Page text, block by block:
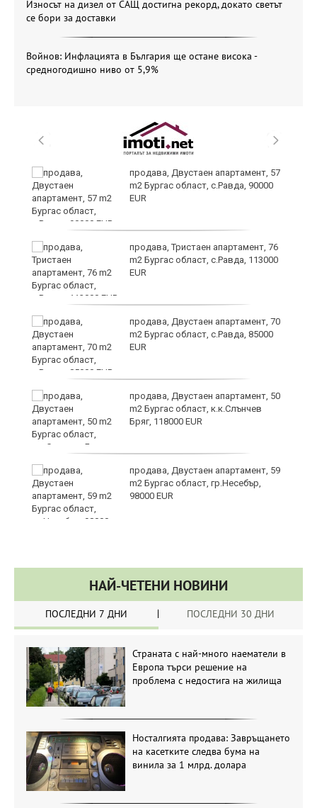
Износът на дизел от САЩ достигна рекорд, докато светът
се бори за доставки
Войнов: Инфлацията в България ще остане висока -
средногодишно ниво от 5,9%
продава, Двустаен апартамент, 57
m2 Бургас област, с.Равда, 90000
EUR
продава, Тристаен апартамент, 76
m2 Бургас област, с.Равда, 113000
EUR
продава, Двустаен апартамент, 70
m2 Бургас област, с.Равда, 85000
EUR
продава, Двустаен апартамент, 50
m2 Бургас област, к.к.Слънчев
Бряг, 118000 EUR
продава, Двустаен апартамент, 59
m2 Бургас област, гр.Несебър,
98000 EUR
НАЙ-ЧЕТЕНИ НОВИНИ
ПОСЛЕДНИ 7 ДНИ ПОСЛЕДНИ 30 ДНИ
Страната с най-много наематели в
Европа търси решение на
проблема с недостига на жилища
Носталгията продава: Завръщането
на касетките следва бума на
винила за 1 млрд. долара